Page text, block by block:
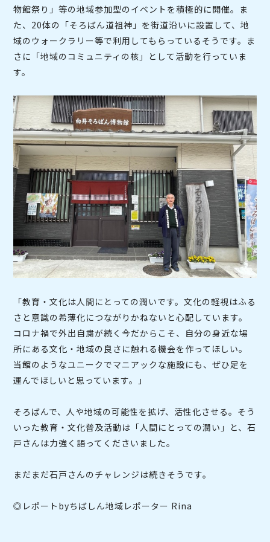
物館祭り」等の地域参加型のイベントを積極的に開催。ま
た、20体の「そろばん道祖神」を街道沿いに設置して、地
域のウォークラリー等で利用してもらっているそうです。ま
さに「地域のコミュニティの核」として活動を行っていま
す。
「教育・文化は人間にとっての潤いです。文化の軽視はふる
さと意識の希薄化につながりかねないと心配しています。
コロナ禍で外出自粛が続く今だからこそ、自分の身近な場
所にある文化・地域の良さに触れる機会を作ってほしい。
当館のようなユニークでマニアックな施設にも、ぜひ足を
運んでほしいと思っています。」
そろばんで、人や地域の可能性を拡げ、活性化させる。そう
いった教育・文化普及活動は「人間にとっての潤い」と、石
戸さんは力強く語ってくださいました。
まだまだ石戸さんのチャレンジは続きそうです。
◎レポートbyちばしん地域レポーター Rina